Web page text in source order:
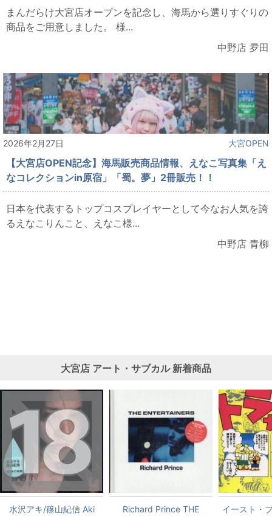
まんだらけ大宮店オープンを記念し、海馬から選りすぐりの
商品をご用意しました。 様...
中野店 夛田
2026年2月27日 大宮OPEN
【大宮店OPEN記念】海馬販売商品情報、えなこ写真集「え
なコレクションin原宿」「蜀。夢」2冊販売！！
日本を代表するトップコスプレイヤーとして今なお人気を誇
るえなこりんこと、えなこ様...
中野店 青柳
大宮店 アート・サブカル新着商品
水沢アキ/篠山紀信 Aki Richard Prince THE イースト・